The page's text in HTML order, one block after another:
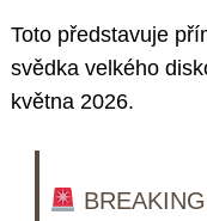
Toto představuje
svědka velkého
května 2026.